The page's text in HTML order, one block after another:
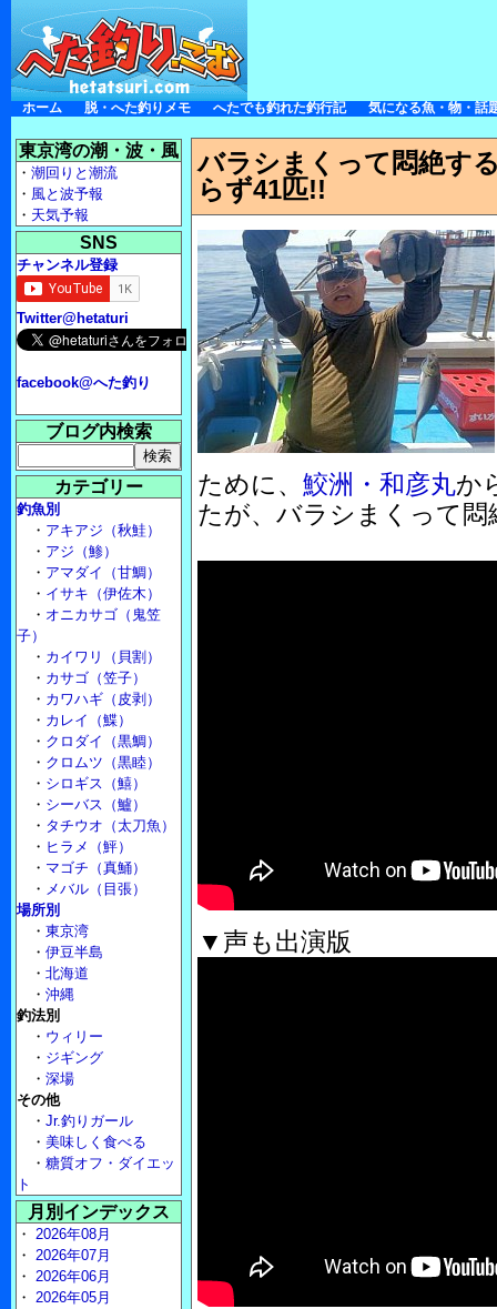
ホーム 脱・へた釣りメモ へたでも釣れた釣行記 気になる魚・物・話
バラシまくって悶絶す
らず41匹!!
ために、 鮫洲・和彦丸か
たが、バラシまくって悶
▼声も出演版
東京湾の潮・波・風
・ 潮回りと潮流
・ 風と波予報
・ 天気予報
SNS
チャンネル登録
Twitter@hetaturi
facebook@へた釣り
ブログ内検索
カテゴリー
釣魚別
・ アキアジ（秋鮭）
・ アジ（鯵）
・ アマダイ（甘鯛）
・ イサキ（伊佐木）
・ オニカサゴ（鬼笠
子）
・ カイワリ（貝割）
・ カサゴ（笠子）
・ カワハギ（皮剥）
・ カレイ（鰈）
・ クロダイ（黒鯛）
・ クロムツ（黒睦）
・ シロギス（鱚）
・ シーバス（鱸）
・ タチウオ（太刀魚）
・ ヒラメ（鮃）
・ マゴチ（真鯒）
・ メバル（目張）
場所別
・ 東京湾
・ 伊豆半島
・ 北海道
・ 沖縄
釣法別
・ ウィリー
・ ジギング
・ 深場
その他
・ Jr.釣りガール
・ 美味しく食べる
・ 糖質オフ・ダイエッ
ト
月別インデックス
・ 2026年08月
・ 2026年07月
・ 2026年06月
・ 2026年05月